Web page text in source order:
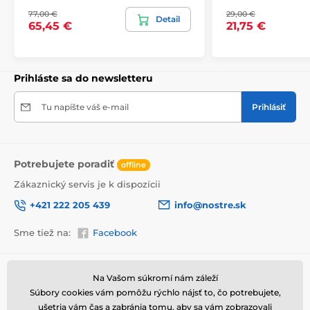
lepenkovej krabici (5vl).
upozornenie prepravcu o krehkom produkte,
nezabudneme na krabicu umiestniť informáciu
Výhody obrazov na plátne
Vysoko kvalitné plátno, ktorého hmotnosť je 370
g/m2(zmes polyesteru a bavlny).
umiestnené na zadnej strane).
77,00 €
65,45 €
Detail 29,00 €
21,75 €
Prihláste sa do newsletteru
Tu napíšte váš e-mail Prihlásiť
Potrebujete poradiť offline
Zákaznický servis je k dispozícii
+421 222 205 439
info@nostre.sk
Sme tiež na: Facebook
Informácie o nákupe
Obchodné a reklamačné
podmienky
Užitočné informácie
Často kladené otázky
Na Vašom súkromí nám záleží
Súbory cookies vám pomôžu rýchlo nájsť to, čo potrebujete,
ušetria vám čas a zabránia tomu, aby sa vám zobrazovali